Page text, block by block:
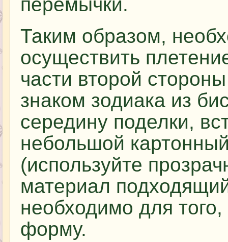
Таким образом,
осуществить
части второй
знаком зодиака из
середину поделки,
небольшой
(используйте
материал
необходимо для
форму.